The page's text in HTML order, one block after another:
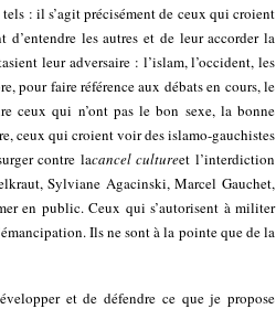
: il s’agit précisément de ceux qui croient
les autres et de leur accorder la
leur adversaire : l’islam, l’occident, les
pour faire référence aux débats en cours, le
ceux qui n’ont pas le bon sexe, la bonne
ceux qui croient voir des islamo-gauchistes
contre lacancel cultureet l’interdiction
Sylviane Agacinski, Marcel Gauchet,
en public. Ceux qui s’autorisent à militer
Ils ne sont à la pointe que de la
et de défendre ce que je propose